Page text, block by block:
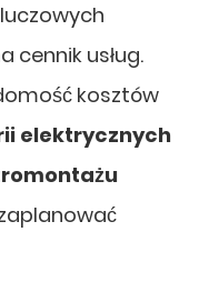
cennik usług.
kosztów
elektrycznych